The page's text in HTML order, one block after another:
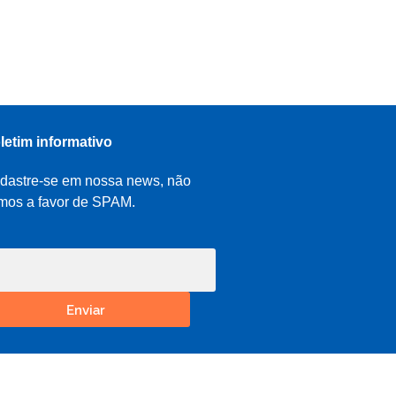
informativo
se em nossa news, não
a favor de SPAM.
Enviar